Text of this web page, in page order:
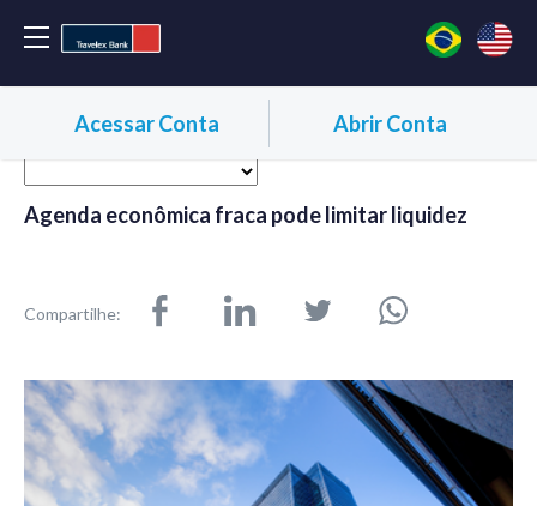
Acessar Conta Abrir Conta
Agenda econômica fraca pode limitar liquidez
Compartilhe: